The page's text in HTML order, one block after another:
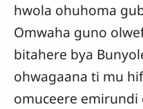
hwola ohuhoma
Omwaha guno
bitahere bya
ohwagaana ti mu
omuceere emirundi